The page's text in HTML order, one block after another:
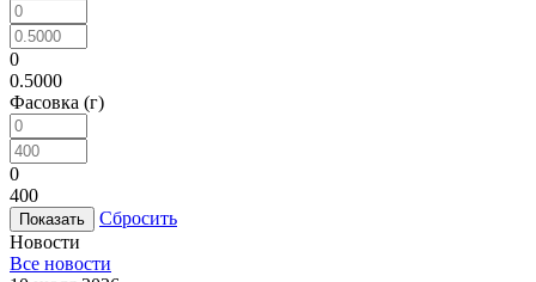
0
0.5000
Фасовка (г)
0
400
Сбросить
Новости
Все новости